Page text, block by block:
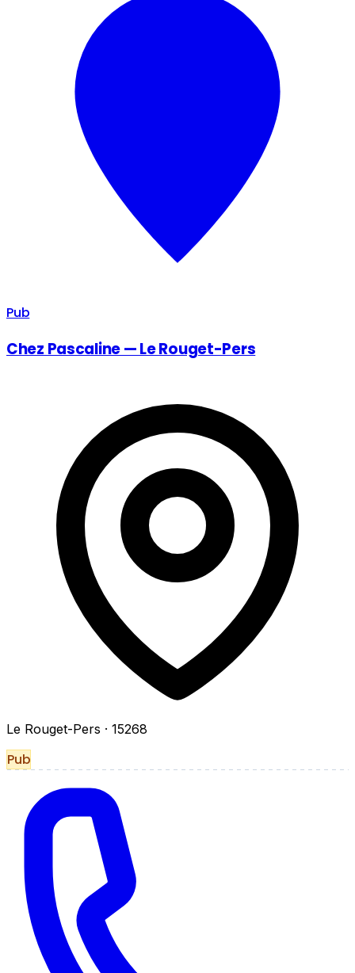
Pub
Chez Pascaline — Le Rouget-Pers
Le Rouget-Pers · 15268
Pub